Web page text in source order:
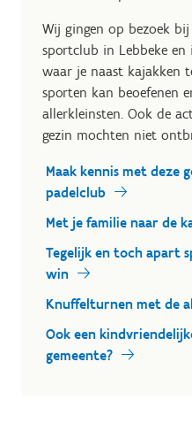
Wij gingen op bezoek
sportclub in Lebbeke en
waar je naast kajakken
sporten kan beoefenen
allerkleinsten. Ook de
gezin mochten niet
Maak kennis met deze
padelclub
Met je familie naar de
Tegelijk en toch apart
win
Knuffelturnen met de
Ook een
gemeente?